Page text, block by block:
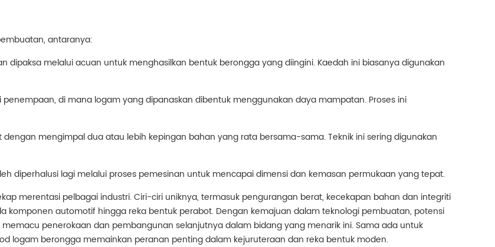
antaranya:
dipaksa melalui acuan untuk menghasilkan bentuk berongga yang diingini. Kaedah ini biasanya digunakan
di mana logam yang dipanaskan dibentuk menggunakan daya mampatan. Proses ini
mengimpal dua atau lebih kepingan bahan yang rata bersama-sama. Teknik ini sering digunakan
diperhalusi lagi melalui proses pemesinan untuk mencapai dimensi dan kemasan permukaan yang tepat.
merentasi pelbagai industri. Ciri-ciri uniknya, termasuk pengurangan berat, kecekapan bahan dan integriti
komponen automotif hingga reka bentuk perabot. Dengan kemajuan dalam teknologi pembuatan, potensi
penerokaan dan pembangunan selanjutnya dalam bidang yang menarik ini. Sama ada untuk
logam berongga memainkan peranan penting dalam kejuruteraan dan reka bentuk moden.